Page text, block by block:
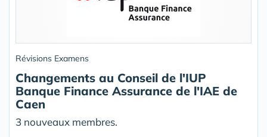
Révisions Examens
Changements au Conseil de l'IUP
Banque Finance Assurance de l'IAE de
Caen
3 nouveaux membres.